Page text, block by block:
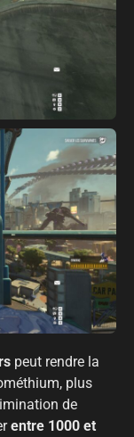
peut rendre la
plus
de
entre 1000 et